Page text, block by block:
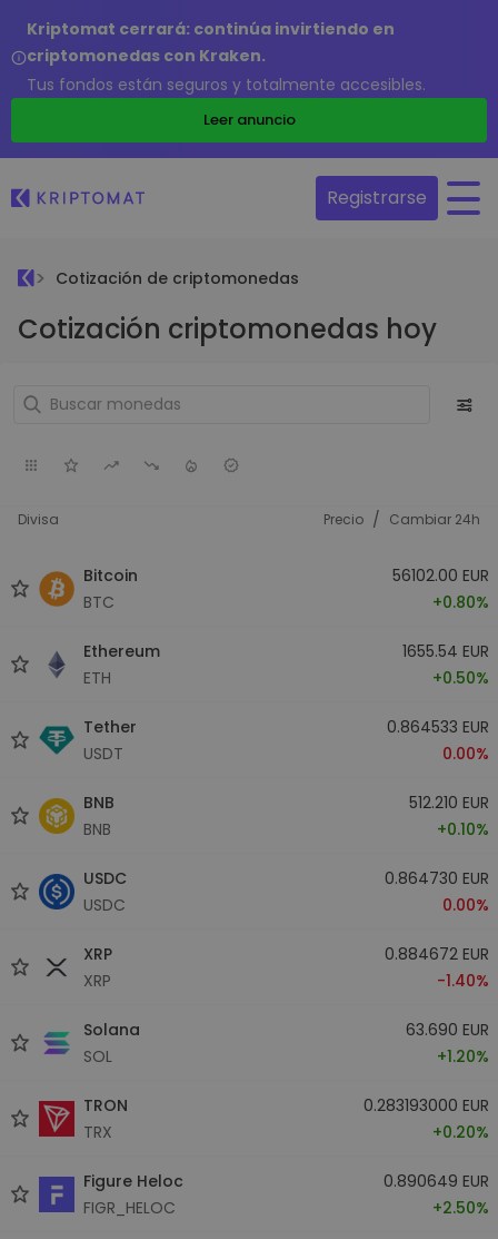
Kriptomat cerrará: continúa invirtiendo en
criptomonedas con Kraken.
Tus fondos están seguros y totalmente accesibles.
Leer anuncio
Registrarse
Cotización de criptomonedas
Cotización criptomonedas hoy
Divisa Precio / Cambiar 24h
Bitcoin
BTC
56102.00 EUR
+0.80%
Ethereum
ETH
1655.54 EUR
+0.50%
Tether
USDT
0.864533 EUR
0.00%
BNB
BNB
512.210 EUR
+0.10%
USDC
USDC
0.864730 EUR
0.00%
XRP
XRP
0.884672 EUR
-1.40%
Solana
SOL
63.690 EUR
+1.20%
TRON
TRX
0.283193000 EUR
+0.20%
Figure Heloc
FIGR_HELOC
0.890649 EUR
+2.50%